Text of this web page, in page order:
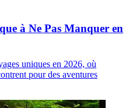
à Ne Pas Manquer en
uniques en 2026, où
pour des aventures